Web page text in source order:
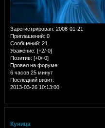
Зарегистрирован: 2008-01-21
Приглашений: 0
Сообщений: 21
Уважение: [+2/-0]
Позитив: [+0/-0]
Провел на форуме:
6 часов 25 минут
Последний визит:
2013-03-26 10:13:00
Куница